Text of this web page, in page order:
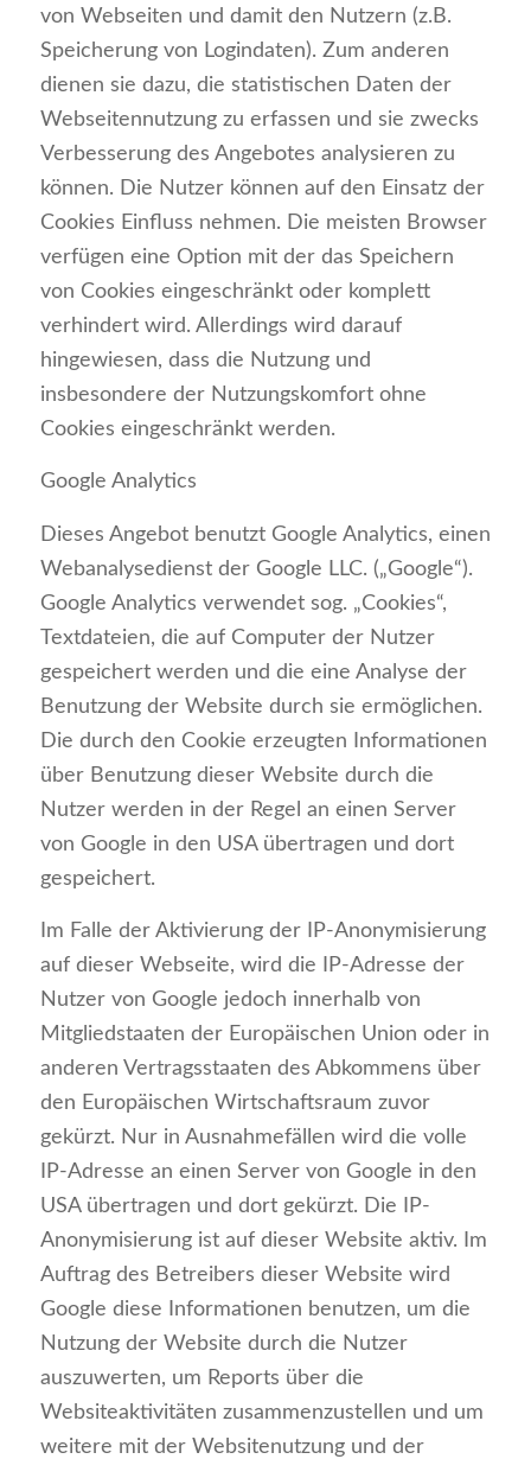
von Webseiten und damit den Nutzern (z.B.
Speicherung von Logindaten). Zum anderen
dienen sie dazu, die statistischen Daten der
Webseitennutzung zu erfassen und sie zwecks
Verbesserung des Angebotes analysieren zu
können. Die Nutzer können auf den Einsatz der
Cookies Einfluss nehmen. Die meisten Browser
verfügen eine Option mit der das Speichern
von Cookies eingeschränkt oder komplett
verhindert wird. Allerdings wird darauf
hingewiesen, dass die Nutzung und
insbesondere der Nutzungskomfort ohne
Cookies eingeschränkt werden.
Google Analytics
Dieses Angebot benutzt Google Analytics, einen
Webanalysedienst der Google LLC. („Google“).
Google Analytics verwendet sog. „Cookies“,
Textdateien, die auf Computer der Nutzer
gespeichert werden und die eine Analyse der
Benutzung der Website durch sie ermöglichen.
Die durch den Cookie erzeugten Informationen
über Benutzung dieser Website durch die
Nutzer werden in der Regel an einen Server
von Google in den USA übertragen und dort
gespeichert.
Im Falle der Aktivierung der IP-Anonymisierung
auf dieser Webseite, wird die IP-Adresse der
Nutzer von Google jedoch innerhalb von
Mitgliedstaaten der Europäischen Union oder in
anderen Vertragsstaaten des Abkommens über
den Europäischen Wirtschaftsraum zuvor
gekürzt. Nur in Ausnahmefällen wird die volle
IP-Adresse an einen Server von Google in den
USA übertragen und dort gekürzt. Die IP-
Anonymisierung ist auf dieser Website aktiv. Im
Auftrag des Betreibers dieser Website wird
Google diese Informationen benutzen, um die
Nutzung der Website durch die Nutzer
auszuwerten, um Reports über die
Websiteaktivitäten zusammenzustellen und um
weitere mit der Websitenutzung und der